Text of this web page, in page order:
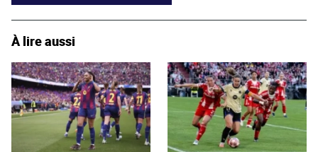
À lire aussi